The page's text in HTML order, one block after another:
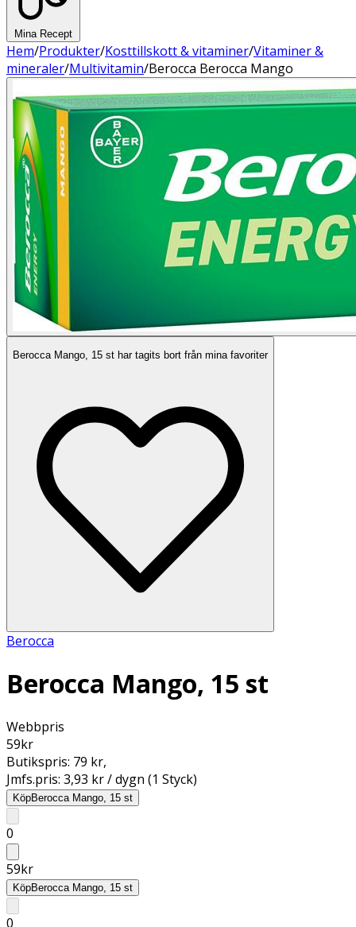
Mina Recept
Hem/Produkter/Kosttillskott & vitaminer/Vitaminer &
mineraler/Multivitamin/Berocca Berocca Mango
Berocca Mango, 15 st har tagits bort från mina favoriter
Berocca
Berocca Mango, 15 st
Webbpris
59kr
Butikspris: 79 kr,
Jmfs.pris: 3,93 kr / dygn (1 Styck)
KöpBerocca Mango, 15 st
0
59kr
KöpBerocca Mango, 15 st
0